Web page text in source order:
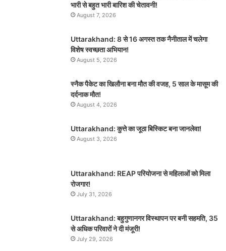
भारी से बहुत भारी बारिश की चेतावनी!
August 7, 2026
Uttarakhand: 8 से 16 अगस्त तक नैनीताल में चलेगा
विशेष स्वच्छता अभियान!
August 5, 2026
स्नैक पैकेट का खिलौना बना मौत की वजह, 5 साल के मासूम की
दर्दनाक मौत!
August 4, 2026
Uttarakhand: कुत्ते का जूठा बिस्किट बना जानलेवा!
August 3, 2026
Uttarakhand: REAP परियोजना से महिलाओं को मिला
रोजगार!
July 31, 2026
Uttarakhand: बहुगुणानगर विस्थापन पर बनी सहमति, 35
से अधिक परिवारों ने दी मंजूरी!
July 29, 2026